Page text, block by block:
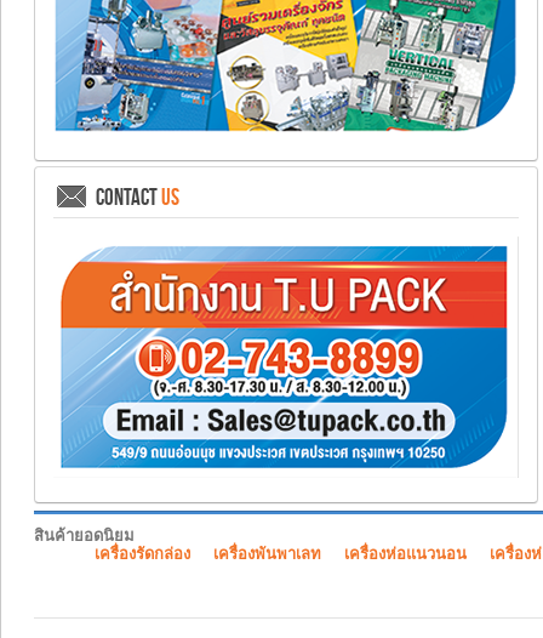
CONTACTUS
สินค้ายอดนิยม
เครื่องรัดกล่อง
เครื่องพันพาเลท เครื่องห่อแนวนอน เครื่อง